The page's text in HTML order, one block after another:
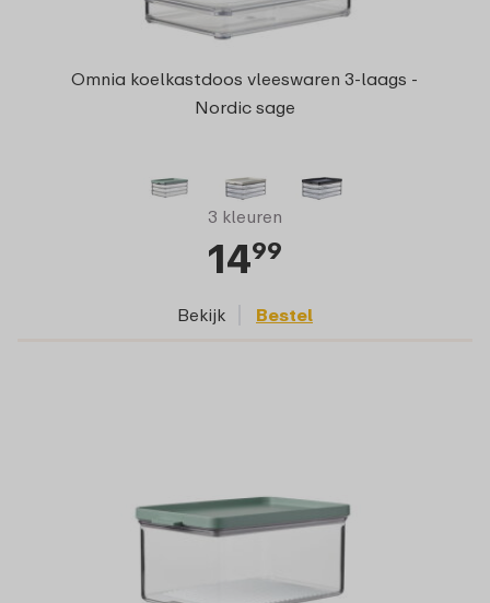
Omnia koelkastdoos vleeswaren 3-laags -
Nordic sage
3 kleuren
1499
Bekijk Bestel